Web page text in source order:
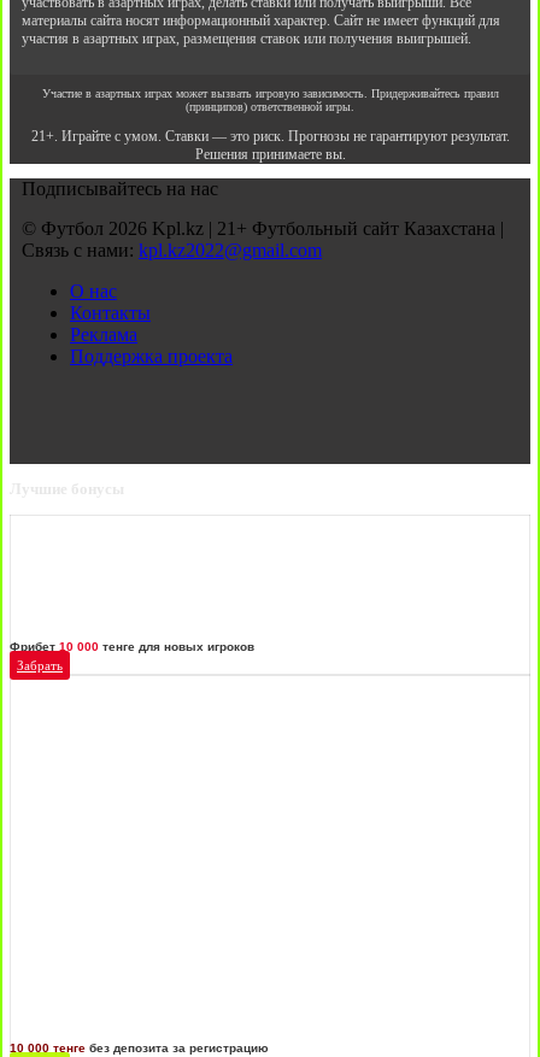
материалы сайта носят информационный характер. Сайт не имеет функций для
участия в азартных играх, размещения ставок или получения выигрышей.
Участие в азартных играх может вызвать игровую зависимость. Придерживайтесь правил
(принципов) ответственной игры.
21+. Играйте с умом. Ставки — это риск. Прогнозы не гарантируют результат.
Решения принимаете вы.
Подписывайтесь на нас
© Футбол 2026 Kpl.kz | 21+ Футбольный сайт Казахстана |
Связь с нами: kpl.kz2022@gmail.com
О нас
Контакты
Реклама
Поддержка проекта
Лучшие бонусы
Фрибет 10 000 тенге для новых игроков
Забрать
10 000 тенге без депозита за регистрацию